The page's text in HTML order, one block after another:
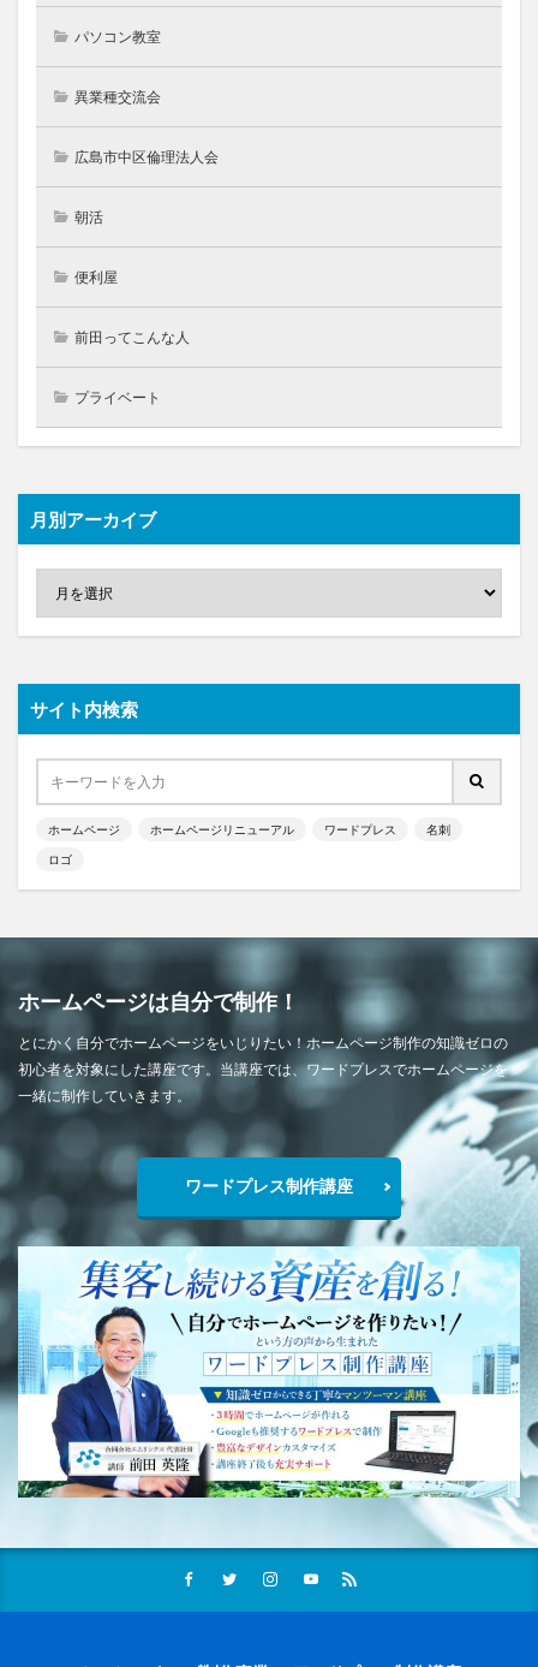
パソコン教室
異業種交流会
広島市中区倫理法人会
朝活
便利屋
前田ってこんな人
プライベート
月別アーカイブ
サイト内検索
ホームページ ホームページリニューアル ワードプレス 名刺
ロゴ
ホームページは自分で制作！
とにかく自分でホームページをいじりたい！ホームページ制作の知識ゼロの
初心者を対象にした講座です。当講座では、ワードプレスでホームページを
一緒に制作していきます。
ワードプレス制作講座